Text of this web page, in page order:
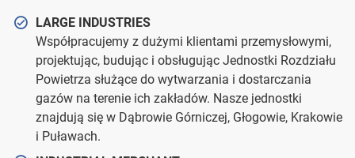
LARGE INDUSTRIES
Współpracujemy z dużymi klientami przemysłowymi,
projektując, budując i obsługując Jednostki Rozdziału
Powietrza służące do wytwarzania i dostarczania
gazów na terenie ich zakładów. Nasze jednostki
znajdują się w Dąbrowie Górniczej, Głogowie, Krakowie
i Puławach.